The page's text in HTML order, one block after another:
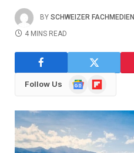
BY SCHWEIZER FACHMEDIEN
4 MINS READ
Follow Us
GoogleFlipboard